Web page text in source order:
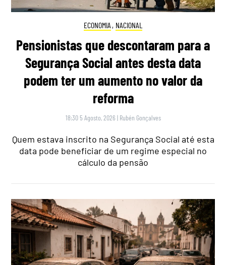
ECONOMIA , NACIONAL
Pensionistas que descontaram para a
Segurança Social antes desta data
podem ter um aumento no valor da
reforma
18:30 5 Agosto, 2026 | Rubén Gonçalves
Quem estava inscrito na Segurança Social até esta
data pode beneficiar de um regime especial no
cálculo da pensão